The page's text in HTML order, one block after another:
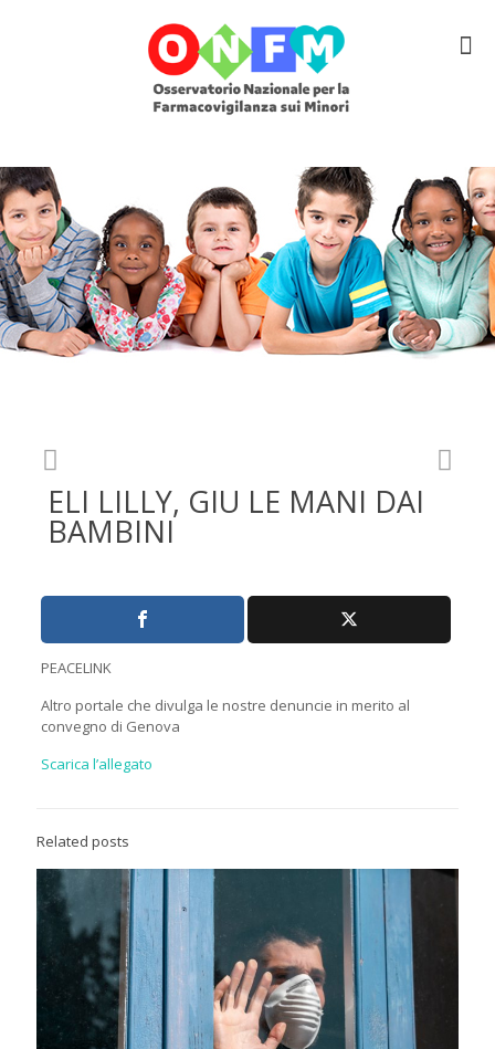
ELI LILLY, GIU LE MANI DAI
BAMBINI
PEACELINK
Altro portale che divulga le nostre denuncie in merito al
convegno di Genova
Scarica l’allegato
Related posts